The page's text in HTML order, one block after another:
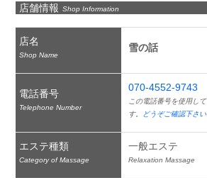
店舗情報 Shop Information
店名
Shop Name
雪の話
電話番号
Telephone Number
070-4552-9743
この電話番号を使用し
す。
どうぞご確認下さい
エステ種類
Category of Massage
一般エステ
Relaxation Massage